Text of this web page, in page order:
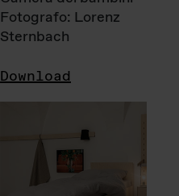
Fotografo: Lorenz
Sternbach
Download